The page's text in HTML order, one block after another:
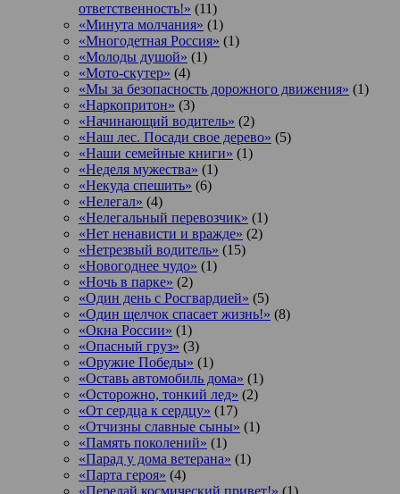
ответственность!» (11)
«Минута молчания» (1)
«Многодетная Россия» (1)
«Молоды душой» (1)
«Мото-скутер» (4)
«Мы за безопасность дорожного движения» (1)
«Наркопритон» (3)
«Начинающий водитель» (2)
«Наш лес. Посади свое дерево» (5)
«Наши семейные книги» (1)
«Неделя мужества» (1)
«Некуда спешить» (6)
«Нелегал» (4)
«Нелегальный перевозчик» (1)
«Нет ненависти и вражде» (2)
«Нетрезвый водитель» (15)
«Новогоднее чудо» (1)
«Ночь в парке» (2)
«Один день с Росгвардией» (5)
«Один щелчок спасает жизнь!» (8)
«Окна России» (1)
«Опасный груз» (3)
«Оружие Победы» (1)
«Оставь автомобиль дома» (1)
«Осторожно, тонкий лед» (2)
«От сердца к сердцу» (17)
«Отчизны славные сыны» (1)
«Память поколений» (1)
«Парад у дома ветерана» (1)
«Парта героя» (4)